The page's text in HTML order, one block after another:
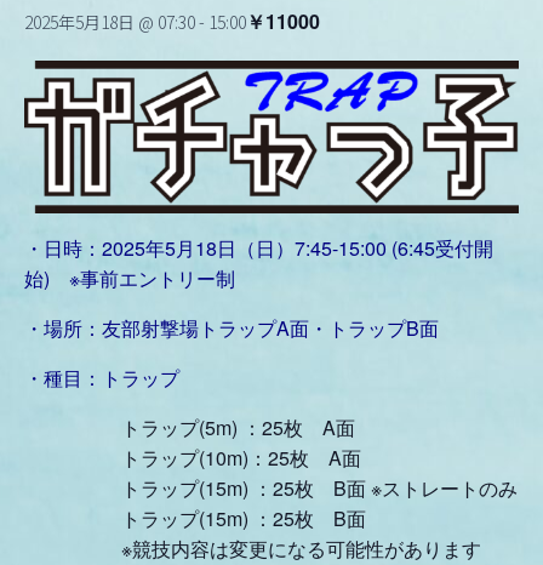
I
O
N
2025年5月18日 @ 07:30- 15:00￥11000
・日時：2025年5月18日（日）7:45-15:00 (6:45受付開
始) ※事前エントリー制
・場所：友部射撃場トラップA面・トラップB面
・種目：トラップ
トラップ(5m) ：25枚 A面
トラップ(10m)：25枚 A面
トラップ(15m) ：25枚 B面 ※ストレートのみ
トラップ(15m) ：25枚 B面
※競技内容は変更になる可能性があります